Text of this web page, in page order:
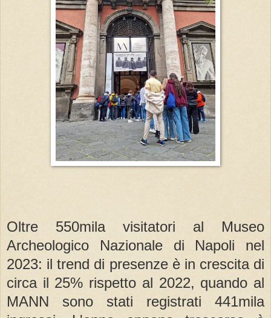
Oltre 550mila visitatori al Museo
Archeologico Nazionale di Napoli nel
2023: il trend di presenze è in crescita di
circa il 25% rispetto al 2022, quando al
MANN sono stati registrati 441mila